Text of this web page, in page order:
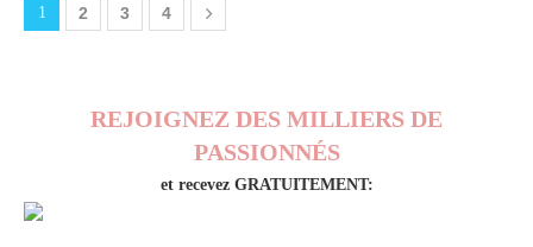
1 2 3 4
REJOIGNEZ DES MILLIERS DE
PASSIONNÉS
et recevez GRATUITEMENT: